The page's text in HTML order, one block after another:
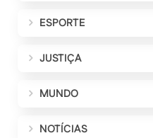
ESPORTE
JUSTIÇA
MUNDO
NOTÍCIAS